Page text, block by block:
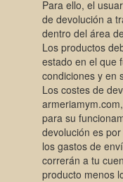
Para ello, el
de devolución a
dentro del área
Los productos
estado en el que
condiciones y en
Los costes de
para su
devolución es
los gastos de
correrán a tu
producto menos